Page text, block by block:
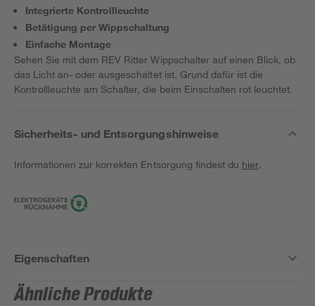
Integrierte Kontrollleuchte
Betätigung per Wippschaltung
Einfache Montage
Sehen Sie mit dem REV Ritter Wippschalter auf einen Blick, ob
das Licht an- oder ausgeschaltet ist. Grund dafür ist die
Kontrollleuchte am Schalter, die beim Einschalten rot leuchtet.
Sicherheits- und Entsorgungshinweise
Informationen zur korrekten Entsorgung findest du hier.
Eigenschaften
Ähnliche Produkte